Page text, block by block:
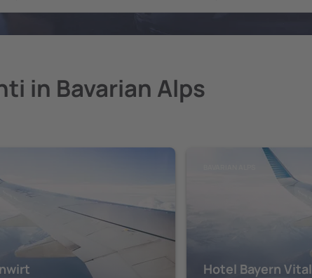
in Bavarian Alps
Hotel Bayern Vital